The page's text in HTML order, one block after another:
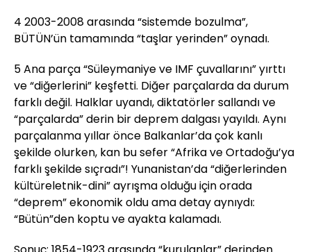
4 2003-2008 arasında “sistemde bozulma”,
BÜTÜN’ün tamamında “taşlar yerinden” oynadı.
5 Ana parça “Süleymaniye ve IMF çuvallarını” yırttı
ve “diğerlerini” keşfetti. Diğer parçalarda da durum
farklı değil. Halklar uyandı, diktatörler sallandı ve
“parçalarda” derin bir deprem dalgası yayıldı. Aynı
parçalanma yıllar önce Balkanlar’da çok kanlı
şekilde olurken, kan bu sefer “Afrika ve Ortadoğu’ya
farklı şekilde sıçradı”! Yunanistan’da “diğerlerinden
kültüreletnik-dini” ayrışma olduğu için orada
“deprem” ekonomik oldu ama detay aynıydı:
“Bütün”den koptu ve ayakta kalamadı.